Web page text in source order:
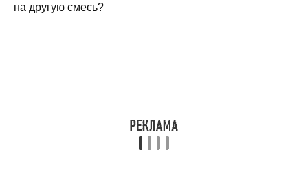
на другую смесь?